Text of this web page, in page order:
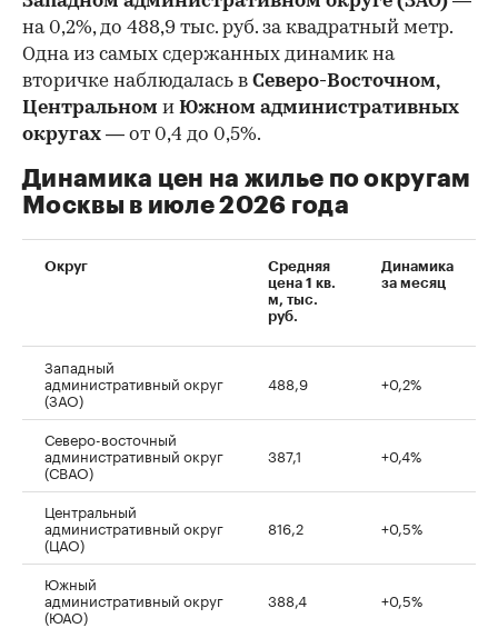
на 0,2%, до 488,9 тыс. руб. за квадратный метр.
Одна из самых сдержанных динамик на
вторичке наблюдалась в Северо-Восточном,
Центральном и Южном административных
округах — от 0,4 до 0,5%.
Динамика цен на жилье по округам
Москвы в июле 2026 года
Округ
Средняя
цена 1 кв.
м, тыс.
руб.
Динамика
за месяц
Западный
административный округ
(ЗАО)
488,9 +0,2%
Северо-восточный
административный округ
(СВАО)
387,1 +0,4%
Центральный
административный округ
(ЦАО)
816,2 +0,5%
Южный
административный округ
(ЮАО)
388,4 +0,5%